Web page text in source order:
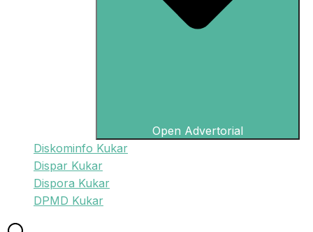
Open Advertorial
Diskominfo Kukar
Dispar Kukar
Dispora Kukar
DPMD Kukar